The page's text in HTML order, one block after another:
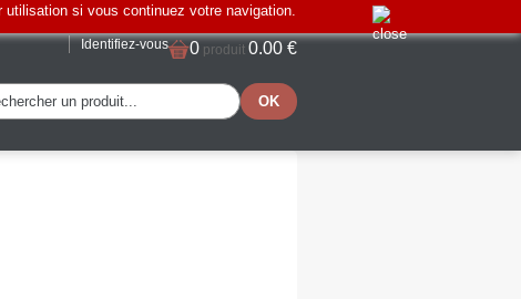
Identifiez-vous 0 produit 0.00 €
si vous continuez votre navigation.